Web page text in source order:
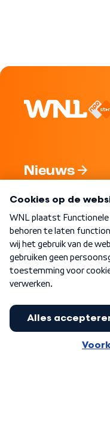
Nieuws
Nieuwsbrief
Word Lid